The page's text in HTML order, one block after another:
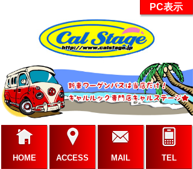
PC表示
HOME ACCESS MAIL TEL